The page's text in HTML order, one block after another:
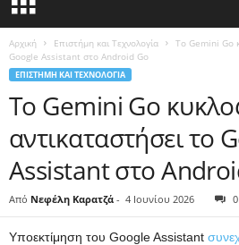
Αρχική Επιστήμη και Τεχνολογία
Το Gemini Go
Google Assistant στο Android Go
ΕΠΙΣΤΉΜΗ ΚΑΙ ΤΕΧΝΟΛΟΓΊΑ
Το Gemini Go
αντικαταστήσει το
Assistant στο
Από Νεφέλη Καρατζά - 4 Ιουνίου 2026 0
Υποεκτίμηση του Google Assistant